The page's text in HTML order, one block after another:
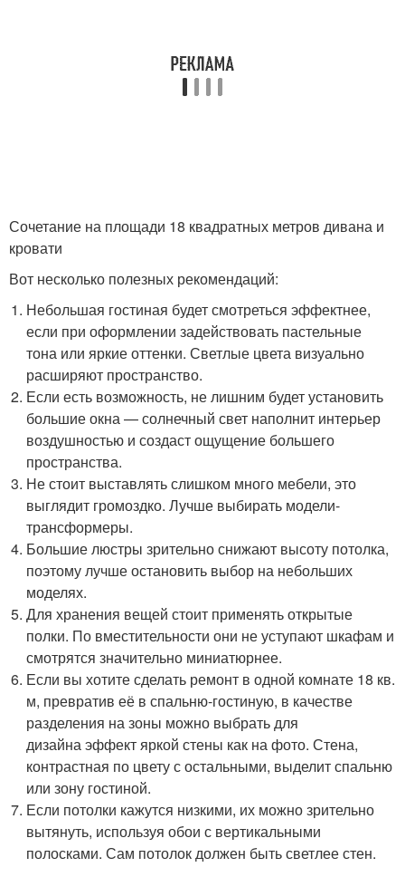
Сочетание на площади 18 квадратных метров дивана и
кровати
Вот несколько полезных рекомендаций:
Небольшая гостиная будет смотреться эффектнее,
если при оформлении задействовать пастельные
тона или яркие оттенки. Светлые цвета визуально
расширяют пространство.
Если есть возможность, не лишним будет установить
большие окна — солнечный свет наполнит интерьер
воздушностью и создаст ощущение большего
пространства.
Не стоит выставлять слишком много мебели, это
выглядит громоздко. Лучше выбирать модели-
трансформеры.
Большие люстры зрительно снижают высоту потолка,
поэтому лучше остановить выбор на небольших
моделях.
Для хранения вещей стоит применять открытые
полки. По вместительности они не уступают шкафам и
смотрятся значительно миниатюрнее.
Если вы хотите сделать ремонт в одной комнате 18 кв.
м, превратив её в спальню-гостиную, в качестве
разделения на зоны можно выбрать для
дизайна эффект яркой стены как на фото. Стена,
контрастная по цвету с остальными, выделит спальню
или зону гостиной.
Если потолки кажутся низкими, их можно зрительно
вытянуть, используя обои с вертикальными
полосками. Сам потолок должен быть светлее стен.